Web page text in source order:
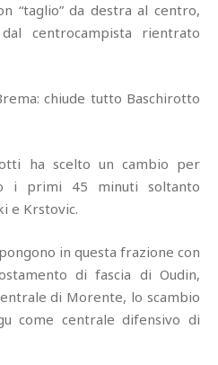
“taglio” da destra al centro,
centrocampista rientrato
chiude tutto Baschirotto
ha scelto un cambio per
i primi 45 minuti soltanto
e Krstovic.
in questa frazione con
di fascia di Oudin,
di Morente, lo scambio
come centrale difensivo di